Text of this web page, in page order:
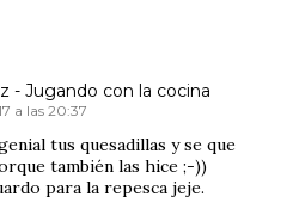
- Jugando con la cocina
a las 20:37
tus quesadillas y se que
también las hice ;-))
para la repesca jeje.